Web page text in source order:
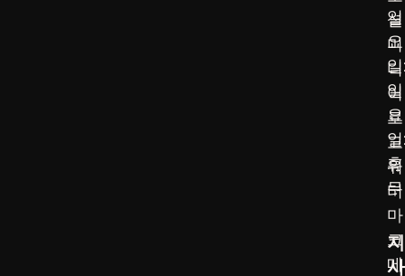
셜
미
디
어
로
고
워
터
마
크
메
일
요
일
요
휴
무
지
사